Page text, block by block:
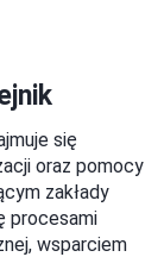
się
oraz pomocy
zakłady
procesami
wsparciem